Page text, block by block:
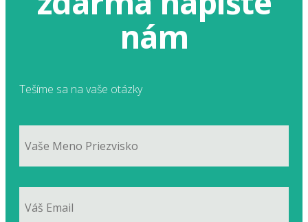
nám
Tešíme sa na vaše otázky